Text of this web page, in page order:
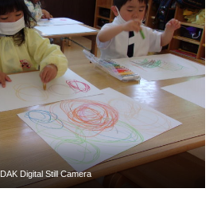
Digital Still Camera